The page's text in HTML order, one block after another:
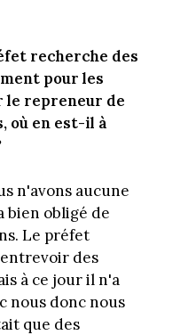
recherche des
pour les
le repreneur de
où en est-il à
n'avons aucune
bien obligé de
Le préfet
des
à ce jour il n'a
nous donc nous
que des